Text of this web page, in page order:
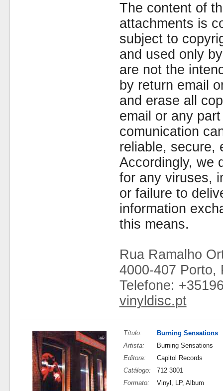
The content of
attachments is
subject to
and used only
are not the
by return email
and erase all
email or any
comunication
reliable, secure,
Accordingly, we
for any viruses,
or failure to
information
this means.
Rua Ramalho
4000-407 Porto,
Telefone:
vinyldisc.pt
Título:
Burning Sensations
Artista:
Burning Sensations
Editora:
Capitol Records
Catálogo:
712 3001
Formato:
Vinyl, LP, Album